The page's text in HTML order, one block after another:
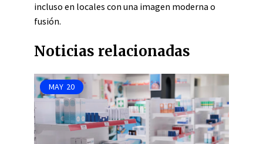
incluso en locales con una imagen moderna o
fusión.
Noticias relacionadas
MAY 20